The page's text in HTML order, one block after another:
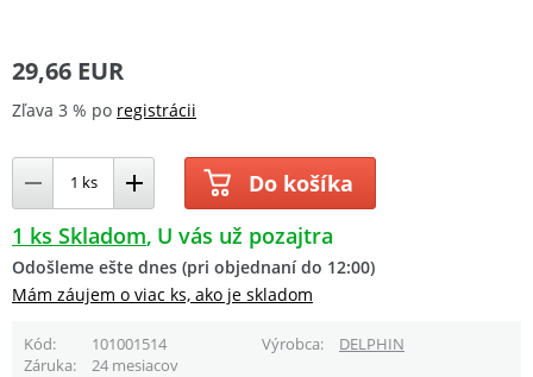
29,66 EUR
Zľava 3 % po registrácii
Do košíka
1 ks Skladom U vás už pozajtra
Odošleme ešte dnes (pri objednaní do 12:00)
Mám záujem o viac ks, ako je skladom
Kód 101001514 Výrobca
DELPHIN
Záruka
24 mesiacov